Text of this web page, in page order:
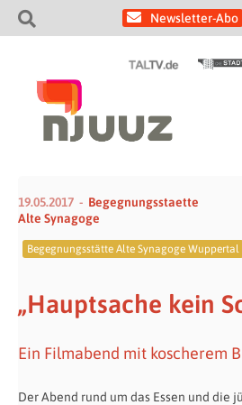
Newsletter-Abo
19.05.2017
Begegnungsstaette
Alte Synagoge
Begegnungsstätte Alte Synagoge Wuppertal
„Hauptsache kein
Ein Filmabend mit koscherem
Der Abend rund um das Essen und die